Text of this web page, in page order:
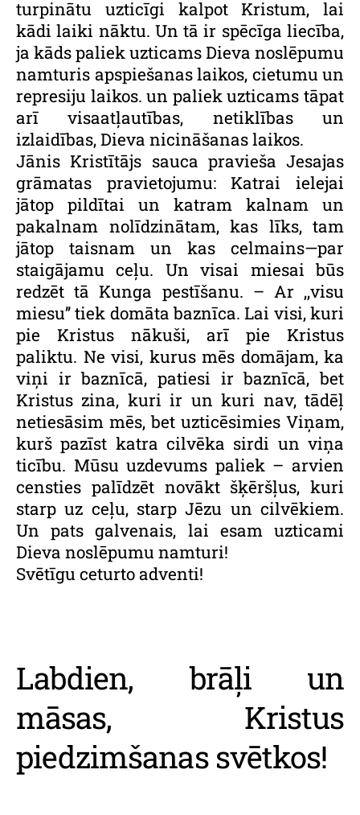
turpinātu uzticīgi kalpot Kristum, lai
kādi laiki nāktu. Un tā ir spēcīga liecība,
ja kāds paliek uzticams Dieva noslēpumu
namturis apspiešanas laikos, cietumu un
represiju laikos. un paliek uzticams tāpat
arī visaatļautības, netiklības un
izlaidības, Dieva nicināšanas laikos.
Jānis Kristītājs sauca pravieša Jesajas
grāmatas pravietojumu: Katrai ielejai
jātop pildītai un katram kalnam un
pakalnam nolīdzinātam, kas līks, tam
jātop taisnam un kas celmains—par
staigājamu ceļu. Un visai miesai būs
redzēt tā Kunga pestīšanu. – Ar ,,visu
miesu’’ tiek domāta baznīca. Lai visi, kuri
pie Kristus nākuši, arī pie Kristus
paliktu. Ne visi, kurus mēs domājam, ka
viņi ir baznīcā, patiesi ir baznīcā, bet
Kristus zina, kuri ir un kuri nav, tādēļ
netiesāsim mēs, bet uzticēsimies Viņam,
kurš pazīst katra cilvēka sirdi un viņa
ticību. Mūsu uzdevums paliek – arvien
censties palīdzēt novākt šķēršļus, kuri
starp uz ceļu, starp Jēzu un cilvēkiem.
Un pats galvenais, lai esam uzticami
Dieva noslēpumu namturi!
Svētīgu ceturto adventi!
Labdien, brāļi un
māsas, Kristus
piedzimšanas svētkos!